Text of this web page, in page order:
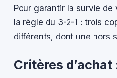
Pour garantir la survie
la règle du 3-2-1 : trois
différents, dont une hors
Critères